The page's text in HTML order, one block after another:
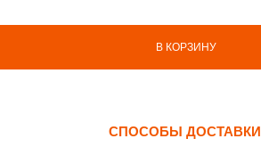
В КОРЗИНУ
СПОСОБЫ ДОСТАВКИ